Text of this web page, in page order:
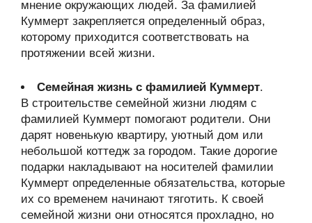
мнение окружающих людей. За фамилией
Куммерт закрепляется определенный образ,
которому приходится соответствовать на
протяжении всей жизни.
Семейная жизнь с фамилией Куммерт.
В строительстве семейной жизни людям с
фамилией Куммерт помогают родители. Они
дарят новенькую квартиру, уютный дом или
небольшой коттедж за городом. Такие дорогие
подарки накладывают на носителей фамилии
Куммерт определенные обязательства, которые
их со временем начинают тяготить. К своей
семейной жизни они относятся прохладно, но